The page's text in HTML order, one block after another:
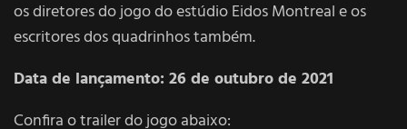
os diretores do jogo do estúdio Eidos Montreal e os
escritores dos quadrinhos também.
Data de lançamento: 26 de outubro de 2021
Confira o trailer do jogo abaixo: